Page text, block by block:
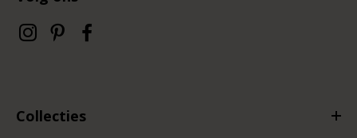
Collecties